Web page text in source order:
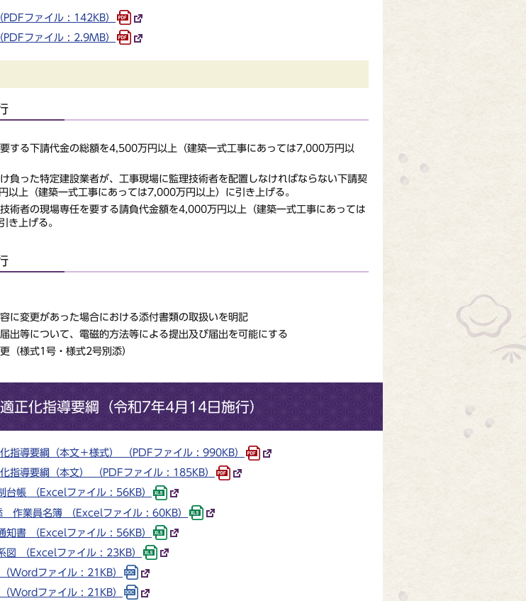
ファイル : 142KB）
PDFファイル : 2.9MB）
する下請代金の総額を4,500万円以上（建築一式工事にあっては7,000万円以
負った特定建設業者が、工事現場に監理技術者を配置しなければならない下請契
以上（建築一式工事にあっては7,000万円以上）に引き上げる。
術者の現場専任を要する請負代金額を4,000万円以上（建築一式工事にあっては
き上げる。
に変更があった場合における添付書類の取扱いを明記
出等について、電磁的方法等による提出及び届出を可能にする
（様式1号・様式2号別添）
正化指導要綱（令和7年4月14日施行）
指導要綱（本文＋様式） （PDFファイル : 990KB）
指導要綱（本文） （PDFファイル : 185KB）
帳 （Excelファイル : 56KB）
作業員名簿 （Excelファイル : 60KB）
書 （Excelファイル : 56KB）
（Excelファイル : 23KB）
Wordファイル : 21KB）
Wordファイル : 21KB）